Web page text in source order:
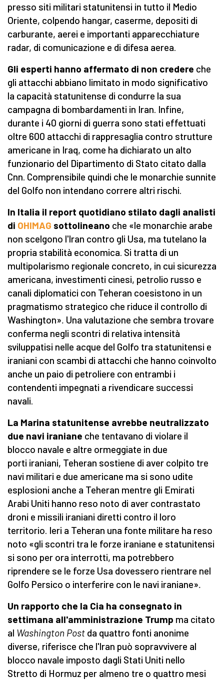
presso siti militari statunitensi in tutto il Medio
Oriente, colpendo hangar, caserme, depositi di
carburante, aerei e importanti apparecchiature
radar, di comunicazione e di difesa aerea.
Gli esperti hanno affermato di non credere che
gli attacchi abbiano limitato in modo significativo
la capacità statunitense di condurre la sua
campagna di bombardamenti in Iran. Infine,
durante i 40 giorni di guerra sono stati effettuati
oltre 600 attacchi di rappresaglia contro strutture
americane in Iraq, come ha dichiarato un alto
funzionario del Dipartimento di Stato citato dalla
Cnn. Comprensibile quindi che le monarchie sunnite
del Golfo non intendano correre altri rischi.
In Italia il report quotidiano stilato dagli analisti
di OHIMAG sottolineano che «le monarchie arabe
non scelgono l'Iran contro gli Usa, ma tutelano la
propria stabilità economica. Si tratta di un
multipolarismo regionale concreto, in cui sicurezza
americana, investimenti cinesi, petrolio russo e
canali diplomatici con Teheran coesistono in un
pragmatismo strategico che riduce il controllo di
Washington». Una valutazione che sembra trovare
conferma negli scontri di relativa intensità
sviluppatisi nelle acque del Golfo tra statunitensi e
iraniani con scambi di attacchi che hanno coinvolto
anche un paio di petroliere con entrambi i
contendenti impegnati a rivendicare successi
navali.
La Marina statunitense avrebbe neutralizzato
due navi iraniane che tentavano di violare il
blocco navale e altre ormeggiate in due
porti iraniani, Teheran sostiene di aver colpito tre
navi militari e due americane ma si sono udite
esplosioni anche a Teheran mentre gli Emirati
Arabi Uniti hanno reso noto di aver contrastato
droni e missili iraniani diretti contro il loro
territorio. Ieri a Teheran una fonte militare ha reso
noto «gli scontri tra le forze iraniane e statunitensi
si sono per ora interrotti, ma potrebbero
riprendere se le forze Usa dovessero rientrare nel
Golfo Persico o interferire con le navi iraniane».
Un rapporto che la Cia ha consegnato in
settimana all'amministrazione Trump ma citato
al Washington Post da quattro fonti anonime
diverse, riferisce che l'Iran può sopravvivere al
blocco navale imposto dagli Stati Uniti nello
Stretto di Hormuz per almeno tre o quattro mesi